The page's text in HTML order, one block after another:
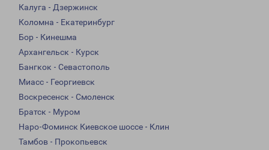
Калуга - Дзержинск
Коломна - Екатеринбург
Бор - Кинешма
Архангельск - Курск
Бангкок - Севастополь
Миасс - Георгиевск
Воскресенск - Смоленск
Братск - Муром
Наро-Фоминск Киевское шоссе - Клин
Тамбов - Прокопьевск